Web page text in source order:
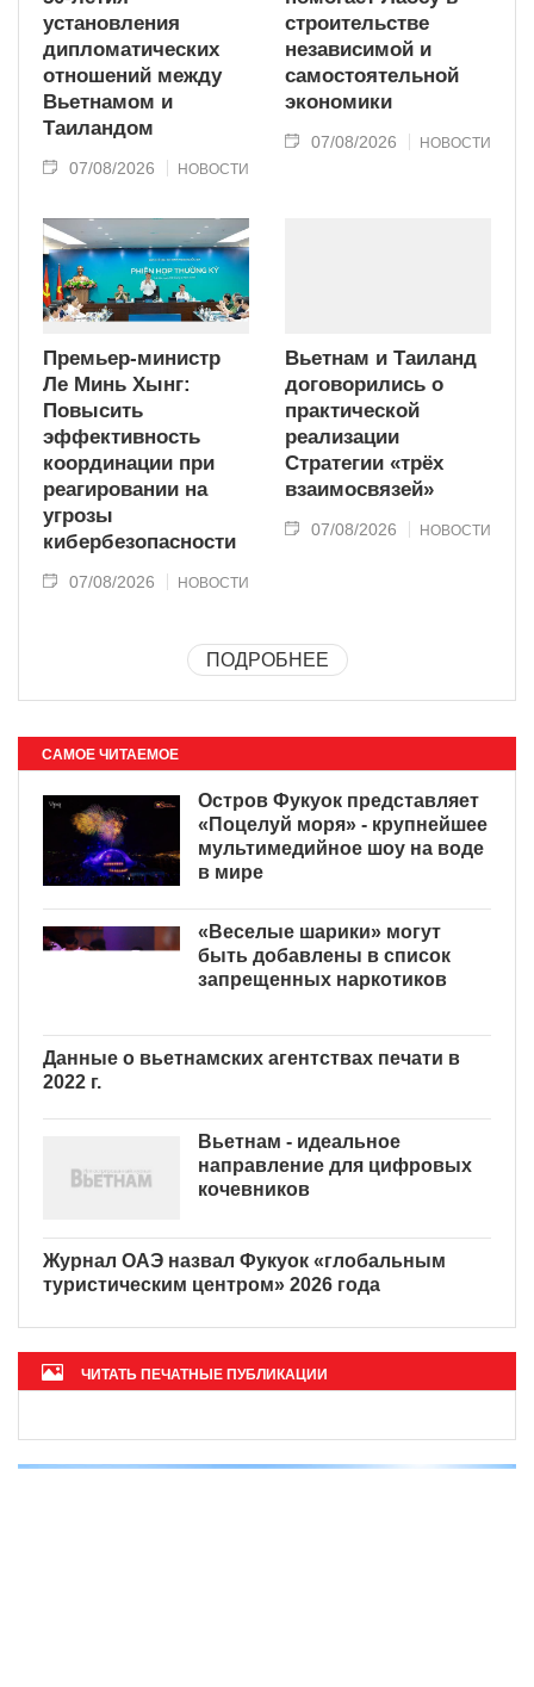
установления
дипломатических
отношений между
Вьетнамом и
Таиландом
07/08/2026 НОВОСТИ
строительстве
независимой и
самостоятельной
экономики
07/08/2026 НОВОСТИ
Премьер-министр
Ле Минь Хынг:
Повысить
эффективность
координации при
реагировании на
угрозы
кибербезопасности
07/08/2026 НОВОСТИ
Вьетнам и Таиланд
договорились о
практической
реализации
Стратегии «трёх
взаимосвязей»
07/08/2026 НОВОСТИ
ПОДРОБНЕЕ
САМОЕ ЧИТАЕМОЕ
Остров Фукуок представляет
«Поцелуй моря» - крупнейшее
мультимедийное шоу на воде
в мире
«Веселые шарики» могут
быть добавлены в список
запрещенных наркотиков
Данные о вьетнамских